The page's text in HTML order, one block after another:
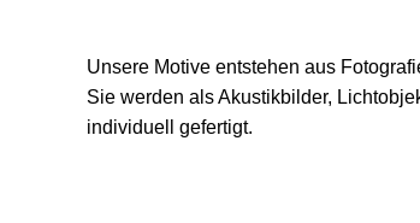
Unsere Motive entstehen aus
Sie werden als Akustikbilder,
individuell gefertigt.